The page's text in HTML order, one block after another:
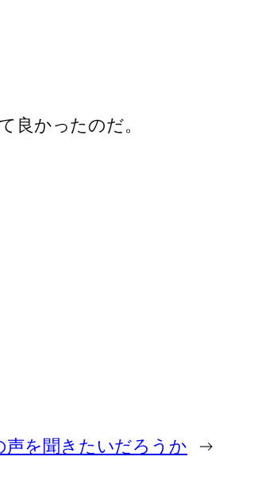
かったのだ。
声を聞きたいだろうか →